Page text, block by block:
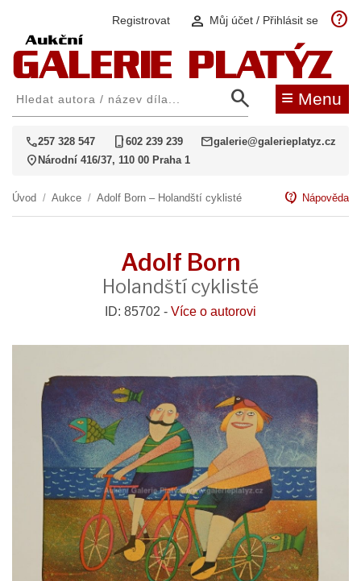
Registrovat person Můj účet / Přihlásit se help
search ≡ Menu
call257 328 547 phone_iphone602 239 239 mailgalerie@galerieplatyz.cz
location_on Národní 416/37, 110 00 Praha 1
Úvod / Aukce / Adolf Born – Holandští cyklisté contact_support Nápověda
Adolf Born
Holandští cyklisté
ID: 85702 - Více o autorovi